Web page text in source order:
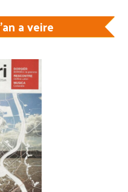
a veire